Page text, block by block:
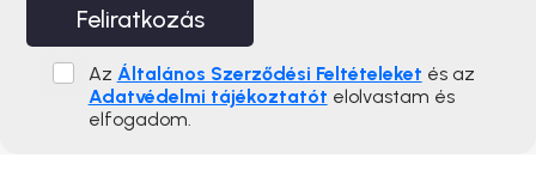
Feliratkozás
Az Általános Szerződési Feltételeket és az
Adatvédelmi tájékoztatót elolvastam és
elfogadom.